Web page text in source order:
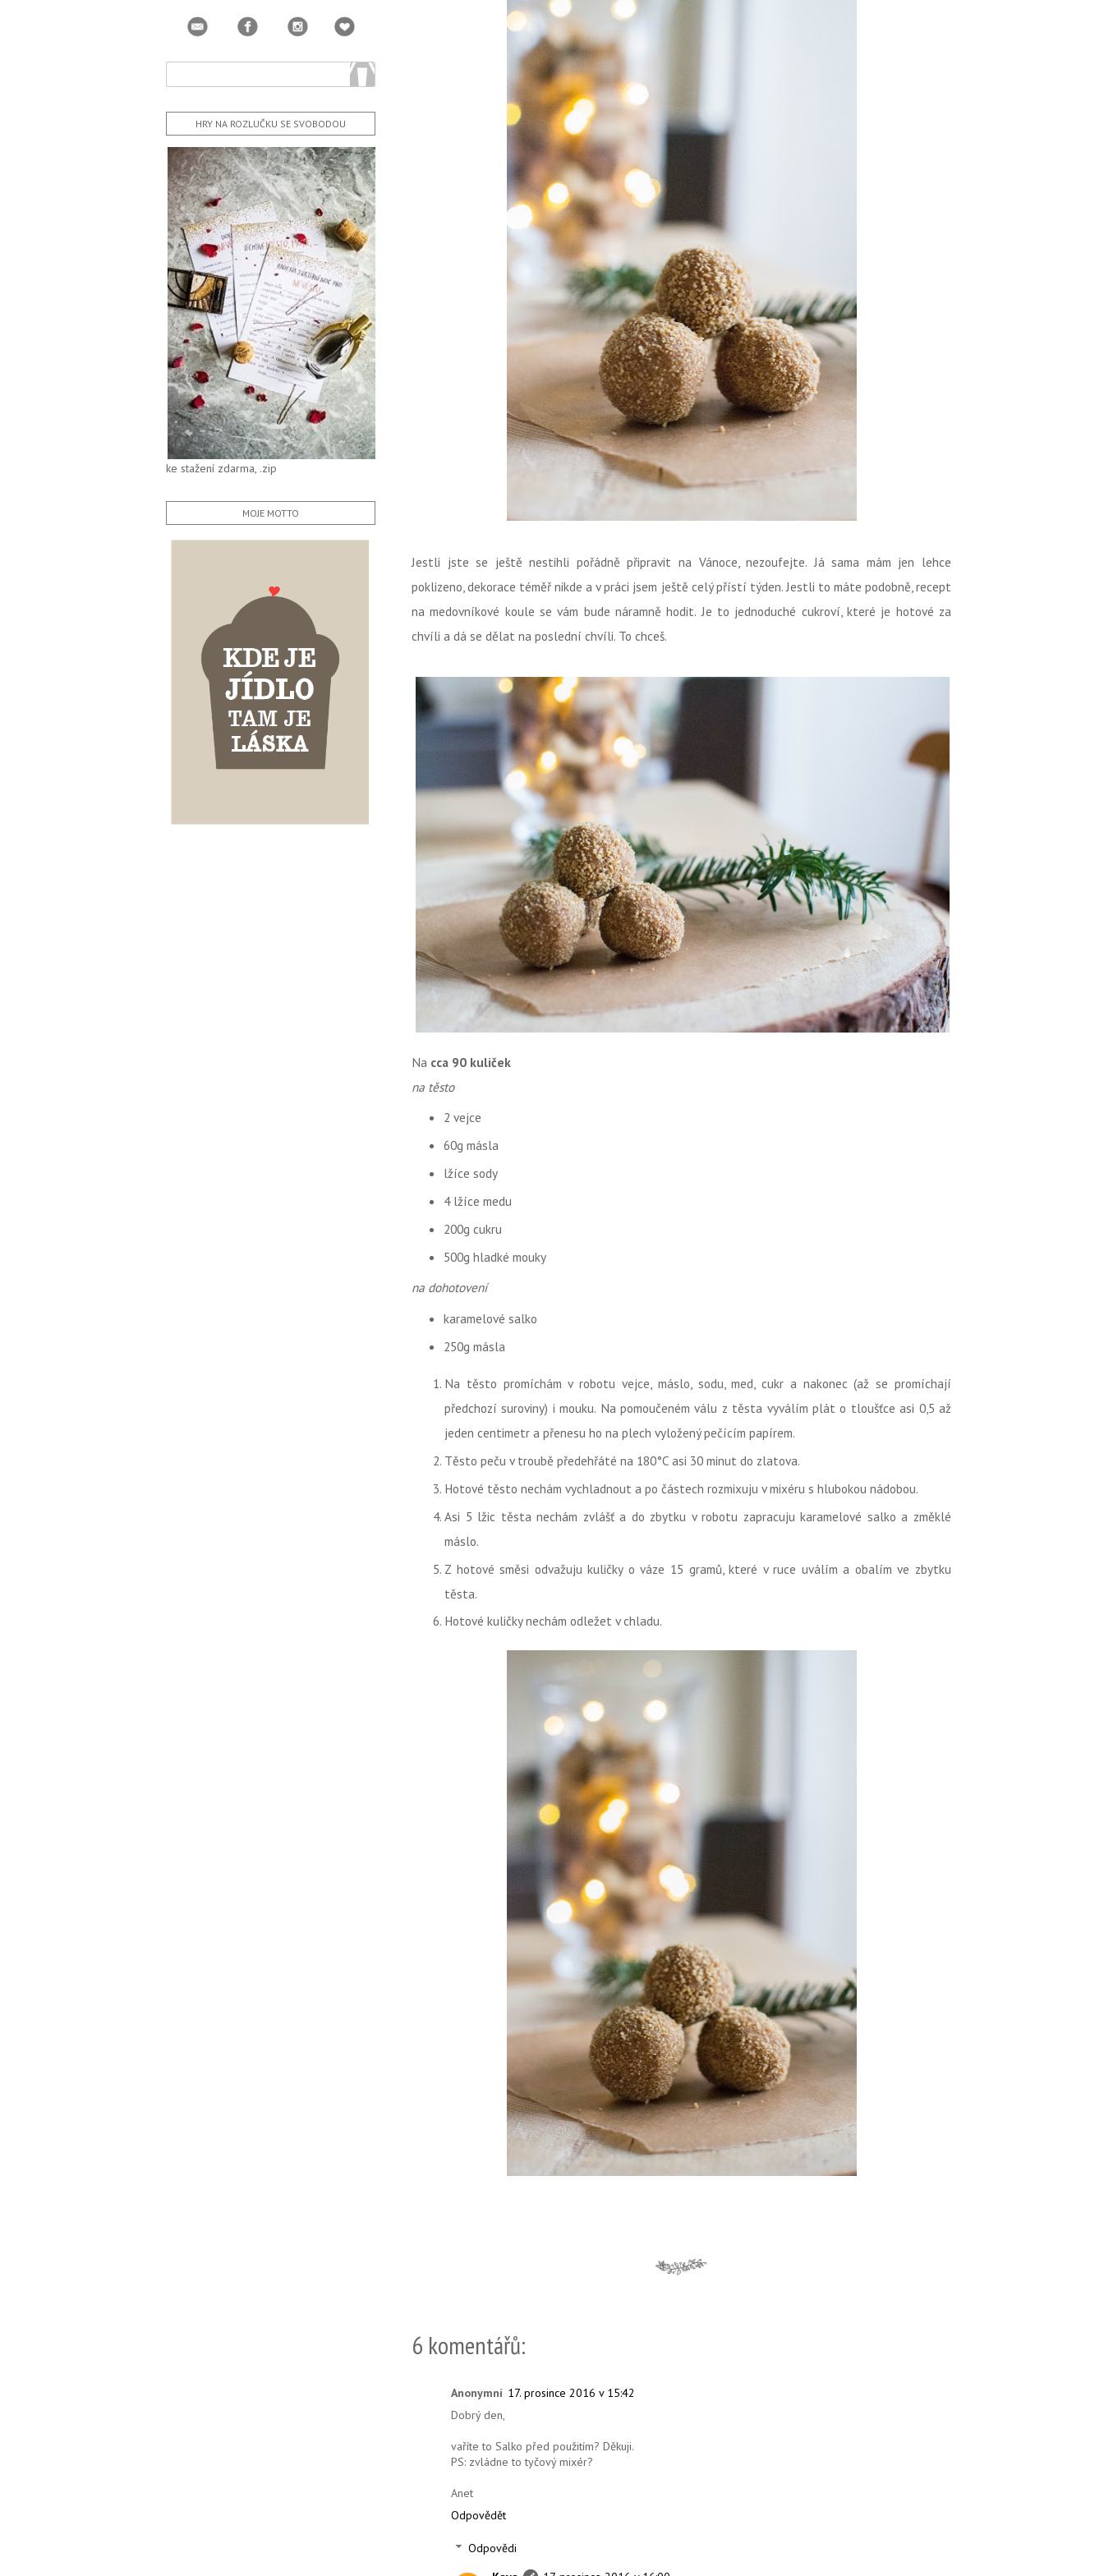
Jestli jste se ještě nestihli pořádně připravit na Vánoce, nezoufejte. Já sama mám jen lehce
poklizeno, dekorace téměř nikde a v práci jsem ještě celý přístí týden. Jestli to máte podobně, recept
na medovníkové koule se vám bude náramně hodit. Je to jednoduché cukroví, které je hotové za
chvíli a dá se dělat na poslední chvíli. To chceš.
Na cca 90 kuliček
na těsto
2 vejce
60g másla
lžíce sody
4 lžíce medu
200g cukru
500g hladké mouky
na dohotovení
karamelové salko
250g másla
Na těsto promíchám v robotu vejce, máslo, sodu, med, cukr a nakonec (až se promíchají
předchozí suroviny) i mouku. Na pomoučeném válu z těsta vyválím plát o tloušťce asi 0,5 až
jeden centimetr a přenesu ho na plech vyložený pečícím papírem.
Těsto peču v troubě předehřáté na 180°C asi 30 minut do zlatova.
Hotové těsto nechám vychladnout a po částech rozmixuju v mixéru s hlubokou nádobou.
Asi 5 lžic těsta nechám zvlášť a do zbytku v robotu zapracuju karamelové salko a změklé
máslo.
Z hotové směsi odvažuju kuličky o váze 15 gramů, které v ruce uválím a obalím ve zbytku
těsta.
Hotové kuličky nechám odležet v chladu.
6 komentářů:
Anonymní 17. prosince 2016 v 15:42
Dobrý den,
vaříte to Salko před použitím? Děkuji.
PS: zvládne to tyčový mixér?
Anet
Odpovědět
Odpovědi
HRY NA ROZLUČKU SE SVOBODOU
ke stažení zdarma, .zip
MOJE MOTTO